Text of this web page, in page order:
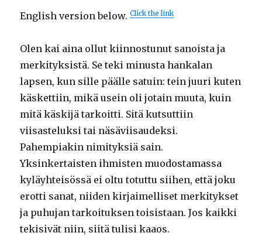
English version below.Click the link
Olen kai aina ollut kiinnostunut sanoista ja
merkityksistä. Se teki minusta hankalan
lapsen, kun sille päälle satuin: tein juuri kuten
käskettiin, mikä usein oli jotain muuta, kuin
mitä käskijä tarkoitti. Sitä kutsuttiin
viisasteluksi tai näsäviisaudeksi.
Pahempiakin nimityksiä sain.
Yksinkertaisten ihmisten muodostamassa
kyläyhteisössä ei oltu totuttu siihen, että joku
erotti sanat, niiden kirjaimelliset merkitykset
ja puhujan tarkoituksen toisistaan. Jos kaikki
tekisivät niin, siitä tulisi kaaos.